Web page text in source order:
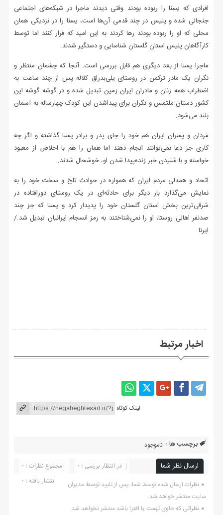
افرادی که یسنا را ربوده بودند وقتی دیدند ماجرا در شبکه‌های اجتماعی
جنجالی شده و پلیس در چند قدمی آن‌ها است، یسنا را در نزدیکی همان
محلی که او را ربوده بودند رها کردند به این امید که فرار کنند اما توسط
کارآگاهان پلیس استان گلستان شناسایی و دستگیر شدند.
ماجرا یسنا از بعد دیگری هم قابل بررسی است. آنجا که چشمان منتظر و
نگران یک مادر ترکمن در روستای یلی‌بدراق کلاله پس از چند ساعت به
اضطراب همه زنان و مادران ایران زمین تبدیل شده و در گوشه گوشه این
کشور دستان ملتمس و نگران برای پیداشدن این کودک چهارساله به آسمان
بلند می‌شود.
مردان و پسران ایران هم خود را جای پدر و برادر یسنا گذاشته و اگر چه
کاری جز دعا نمی‌توانند انجام دهند اما همان را هم با اخلاص از معبود
خواسته و با شنیدن خبر زنده‌پیدا شدن او، خوشحال شدند.
اتحاد و همدلی مردم ایران که همواره در حوادث تلخ و سخت خود را به
نمایش می‌گذارد بار دیگر برای حادثه‌ای در یک روستای دورافتاده در
شرقی‌ترین بخش استان گلستان خود را پدیدار کرد و یسنا که جز چند
صدنفر اهالی روستا، او را نمی‌‎شناختند به رمز انسجام ایرانیان تبدیل شد./
ایرنا
اخبار مرتبط
لینک کوتاه
برچسب ها : ناموجود
ارسال نظر شما مجموع نظرات : 0
در انتظار بررسی : 0
انتشار یافته : ۰
نظرات ارسال شده توسط شما، پس از تایید توسط مدیران
سایت منتشر خواهد شد.
نظراتی که حاوی تهمت یا افترا باشد منتشر نخواهد شد.